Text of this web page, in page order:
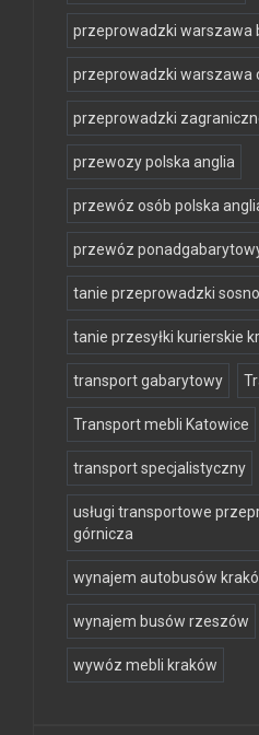
przeprowadzki warszawa
przeprowadzki warszawa
przeprowadzki
przewozy polska anglia
przewóz osób polska
przewóz
tanie przeprowadzki
tanie przesyłki kurierskie
transport gabarytowy
Transport mebli Katowice
transport specjalistyczny
usługi transportowe
górnicza
wynajem autobusów
wynajem busów rzeszów
wywóz mebli kraków